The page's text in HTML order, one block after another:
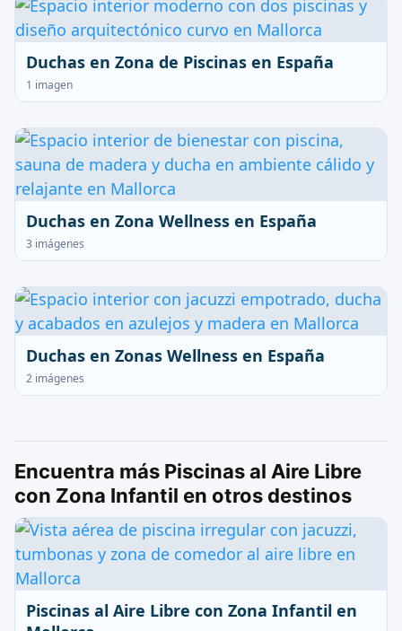
Duchas en Zona de Piscinas en España
1 imagen
Duchas en Zona Wellness en España
3 imágenes
Duchas en Zonas Wellness en España
2 imágenes
Encuentra más Piscinas al Aire Libre
con Zona Infantil en otros destinos
Piscinas al Aire Libre con Zona Infantil en